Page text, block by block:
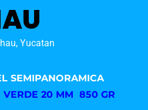
Yucatan
SEMIPANORAMICA
VERDE 20 MM 850 GR